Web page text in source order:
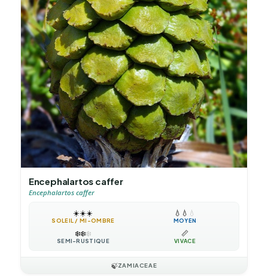
Encephalartos caffer
Encephalartos caffer
☀️☀️☀️
SOLEIL / MI-OMBRE
💧 💧 💧
MOYEN
❄️❄️❄️
SEMI-RUSTIQUE
📏
VIVACE
🍃ZAMIACEAE